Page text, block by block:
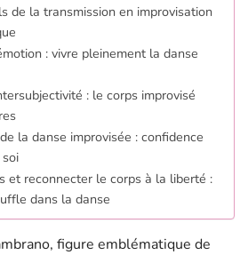
de la transmission en improvisation
: vivre pleinement la danse
: le corps improvisé
la danse improvisée : confidence
et reconnecter le corps à la liberté :
dans la danse
figure emblématique de